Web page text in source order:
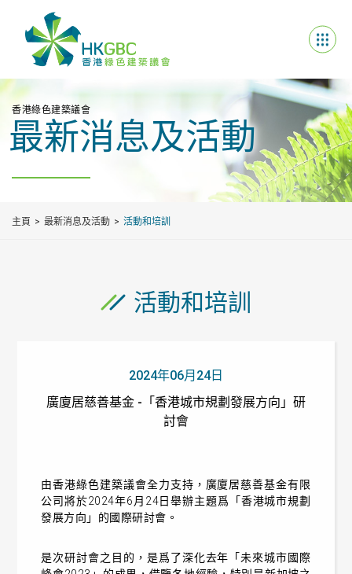
香港綠色建築議會
最新消息及活動
主頁 最新消息及活動 活動和培訓
活動和培訓
2024年06月24日
廣廈居慈善基金 -「香港城市規劃發展方向」研
討會
由香港綠色建築議會全力支持，廣廈居慈善基金有限
公司將於2024年6月24日舉辦主題爲「香港城市規劃
發展方向」的國際研討會。
是次研討會之目的，是爲了深化去年「未來城市國際